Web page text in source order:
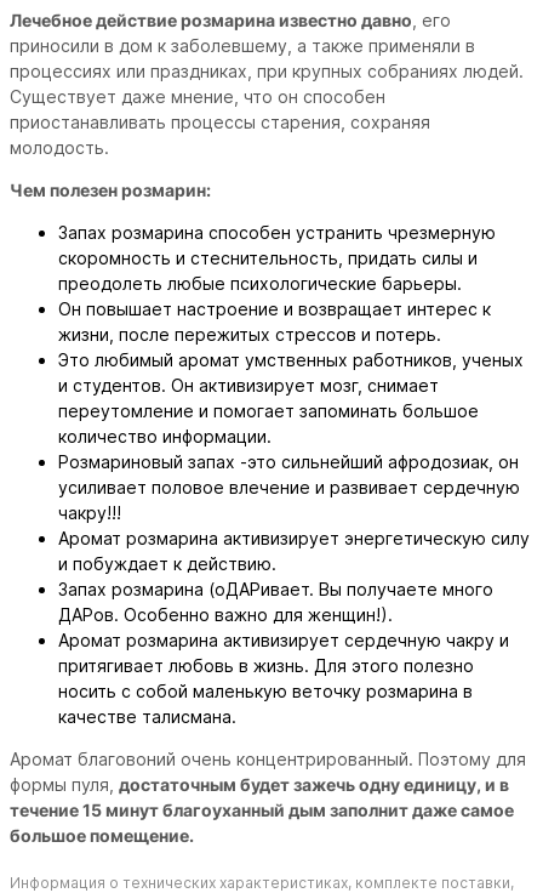
Лечебное действие розмарина известно давно , его
приносили в дом к заболевшему, а также применяли в
процессиях или праздниках, при крупных собраниях людей.
Существует даже мнение, что он способен
приостанавливать процессы старения, сохраняя
молодость.
Чем полезен розмарин:
Запах розмарина способен устранить чрезмерную
скоромность и стеснительность, придать силы и
преодолеть любые психологические барьеры.
Он повышает настроение и возвращает интерес к
жизни, после пережитых стрессов и потерь.
Это любимый аромат умственных работников, ученых
и студентов. Он активизирует мозг, снимает
переутомление и помогает запоминать большое
количество информации.
Розмариновый запах -это сильнейший афродозиак, он
усиливает половое влечение и развивает сердечную
чакру!!!
Аромат розмарина активизирует энергетическую силу
и побуждает к действию.
Запах розмарина (оДАРивает. Вы получаете много
ДАРов. Особенно важно для женщин!).
Аромат розмарина активизирует сердечную чакру и
притягивает любовь в жизнь. Для этого полезно
носить с собой маленькую веточку розмарина в
качестве талисмана.
Аромат благовоний очень концентрированный. Поэтому для
формы пуля, достаточным будет зажечь одну единицу, и в
течение 15 минут благоуханный дым заполнит даже самое
большое помещение.
Информация о технических характеристиках, комплекте поставки,